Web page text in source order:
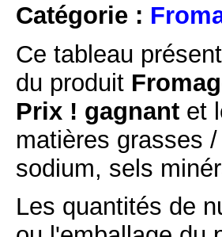
Catégorie :
Ce tableau
du produit
Prix ! gagnant et
matières grasses
sodium, sels
Les quantités de